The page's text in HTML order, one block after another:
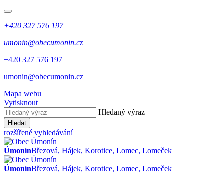
+420 327 576 197
umonin@obecumonin.cz
+420 327 576 197
umonin@obecumonin.cz
Mapa webu
Vytisknout
Hledaný výraz
Hledat
rozšířené vyhledávání
ÚmonínBřezová, Hájek, Korotice, Lomec, Lomeček
ÚmonínBřezová, Hájek, Korotice, Lomec, Lomeček